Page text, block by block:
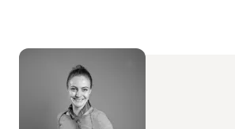
Oplevelser
Vores Byer
Mad & Overnatning
Køb billet